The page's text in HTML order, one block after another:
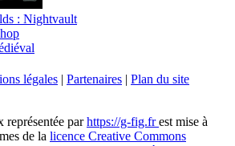
: Nightvault
légales | Partenaires | Plan du site
représentée parhttps://g-fig.frest mise à
de la licence Creative Commons